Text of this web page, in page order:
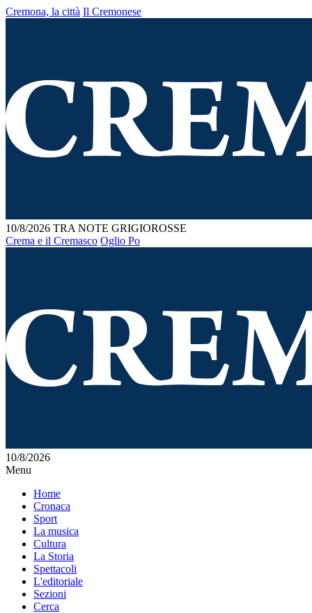
Cremona, la città Il Cremonese
10/8/2026 TRA NOTE GRIGIOROSSE
Crema e il Cremasco Oglio Po
10/8/2026
Menu
Home
Cronaca
Sport
La musica
Cultura
La Storia
Spettacoli
L'editoriale
Sezioni
Cerca